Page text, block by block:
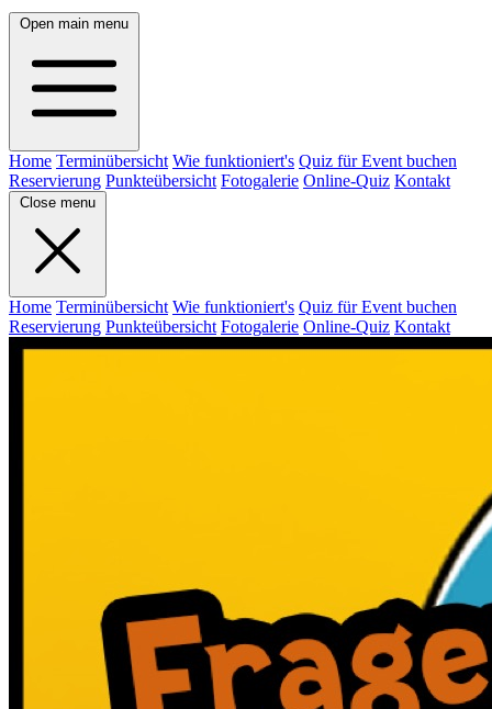
Open main menu
Home Terminübersicht Wie funktioniert's Quiz für Event buchen
Reservierung Punkteübersicht Fotogalerie Online-Quiz Kontakt
Close menu
Home Terminübersicht Wie funktioniert's Quiz für Event buchen
Reservierung Punkteübersicht Fotogalerie Online-Quiz Kontakt